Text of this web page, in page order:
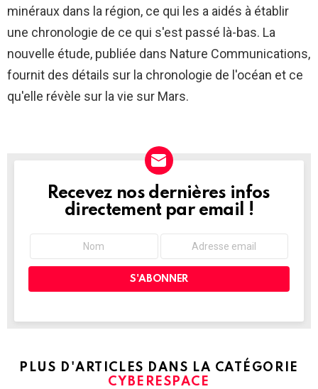
minéraux dans la région, ce qui les a aidés à établir
une chronologie de ce qui s'est passé là-bas. La
nouvelle étude, publiée dans Nature Communications,
fournit des détails sur la chronologie de l'océan et ce
qu'elle révèle sur la vie sur Mars.
NEWSLETTER
Recevez nos dernières infos
directement par email !
PLUS D'ARTICLES DANS LA CATÉGORIE
CYBERESPACE